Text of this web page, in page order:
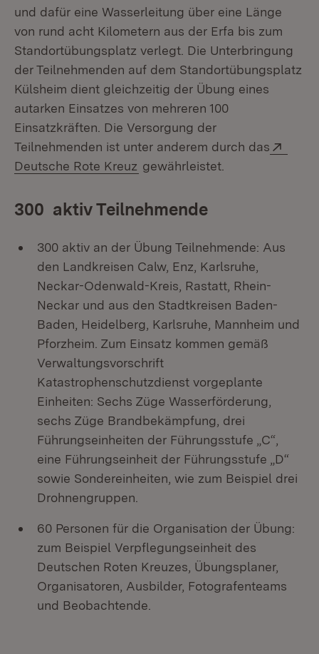
und dafür eine Wasserleitung über eine Länge
von rund acht Kilometern aus der Erfa bis zum
Standortübungsplatz verlegt. Die Unterbringung
der Teilnehmenden auf dem Standortübungsplatz
Külsheim dient gleichzeitig der Übung eines
autarken Einsatzes von mehreren 100
Einsatzkräften. Die Versorgung der
Teilnehmenden ist unter anderem durch das
Deutsche Rote Kreuz (Öffnet in neuem Fenster)
gewährleistet.
300 aktiv Teilnehmende
300 aktiv an der Übung Teilnehmende: Aus
den Landkreisen Calw, Enz, Karlsruhe,
Neckar-Odenwald-Kreis, Rastatt, Rhein-
Neckar und aus den Stadtkreisen Baden-
Baden, Heidelberg, Karlsruhe, Mannheim und
Pforzheim. Zum Einsatz kommen gemäß
Verwaltungsvorschrift
Katastrophenschutzdienst vorgeplante
Einheiten: Sechs Züge Wasserförderung,
sechs Züge Brandbekämpfung, drei
Führungseinheiten der Führungsstufe „C“,
eine Führungseinheit der Führungsstufe „D“
sowie Sondereinheiten, wie zum Beispiel drei
Drohnengruppen.
60 Personen für die Organisation der Übung:
zum Beispiel Verpflegungseinheit des
Deutschen Roten Kreuzes, Übungsplaner,
Organisatoren, Ausbilder, Fotografenteams
und Beobachtende.